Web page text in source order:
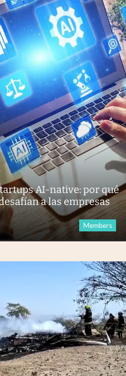
AI-native: por qué
a las empresas
Members